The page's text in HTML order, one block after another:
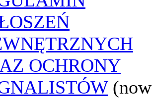
OCHRONY